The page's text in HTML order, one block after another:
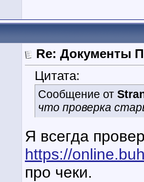
Re: Документы
Цитата:
Сообщение от
что проверка
Я всегда
https://
про чеки.